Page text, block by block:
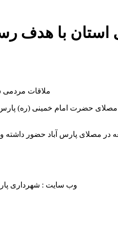
با هدف
ملاقات مردمی
حضرت امام خمینی (ره)
وب سایت : شهرداری پارس آباد